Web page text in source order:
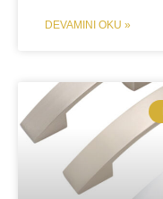
DEVAMINI OKU »